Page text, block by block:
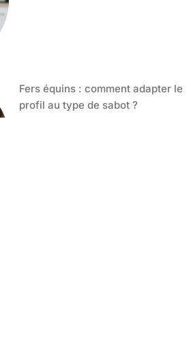
Fers équins : comment adapter le
profil au type de sabot ?